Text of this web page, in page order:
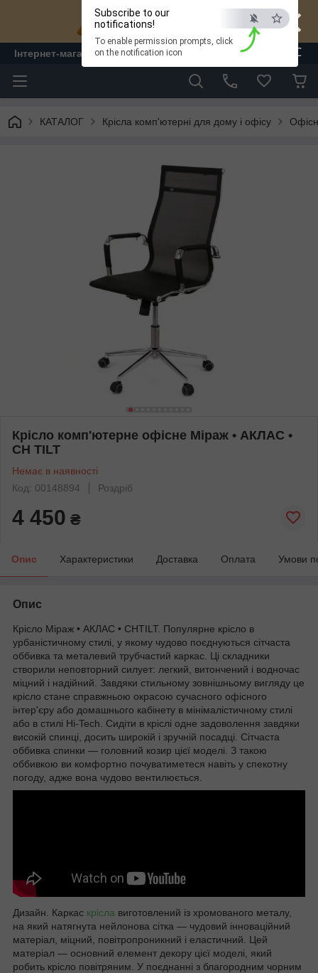
×
ESC
Subscribe to our
notifications!
To enable permission prompts, click
on the notification icon
Інтернет-магазин "ЛАМ" - меблі
КАТАЛОГ Крісла комп'ютерні для дому і офісу
Крісло комп'ютерне офісне Міраж • АКЛАС •
CH TILT
Немає в наявності
Код: 00148894
Роздріб
4 450 ₴
Опис Характеристики Доставка Оплата Умови
Опис
Крісло Міраж • АКЛАС • CHTILT. Популярне крісло в
урбаністичному стилі, у якому чудово поєднуються сітчаста
оббивка та металевий трубчастий каркас. Ці складники
створили неповторний силует: легкий, витончений і водночас
міцний і надійний. Завдяки стильному зовнішньому вигляду це
крісло стане справжньою окрасою сучасного офісного
інтер'єру або домашнього кабінету в мінімалістичному стилі
або в стилі Hi-Tech. Сидіти в кріслі одне задоволення завдяки
високій спинці, досить широкій і зручній посадці. Сітчаста
оббивка спинки — головний козир цієї моделі. З такою
оббивкою ви комфортно почуватиметеся навіть у спекотну
погоду, адже вона чудово вентилюється.
Дизайн. Каркас крісла виготовлений із хромованого металу,
на який натягнута нейлонова сітка — чудовий інноваційний
матеріал, міцний, повітропроникний і еластичний. Цей
матеріал — основний елемент декору цієї моделі, який
робить крісло повітряним. У поєднанні з благородним чорним